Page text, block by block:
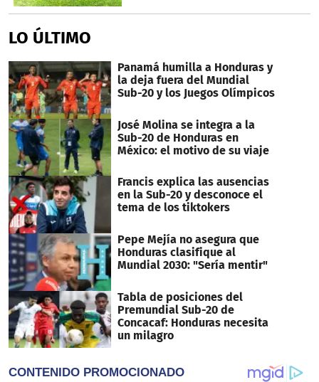
LO ÚLTIMO
Panamá humilla a Honduras y
la deja fuera del Mundial
Sub-20 y los Juegos Olímpicos
José Molina se integra a la
Sub-20 de Honduras en
México: el motivo de su viaje
Francis explica las ausencias
en la Sub-20 y desconoce el
tema de los tiktokers
Pepe Mejía no asegura que
Honduras clasifique al
Mundial 2030: "Sería mentir"
Tabla de posiciones del
Premundial Sub-20 de
Concacaf: Honduras necesita
un milagro